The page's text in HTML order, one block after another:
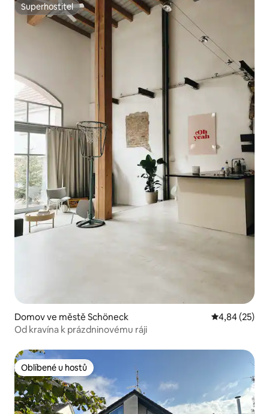
Superhostitel
Superhostitel
Domov ve městě Schöneck Průměrné
4,84 (25)
Od kravína k prázdninovému ráji
Oblíbené u hostů
Oblíbené u hostů